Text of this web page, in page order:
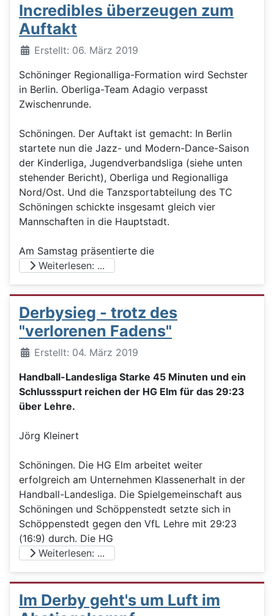
Incredibles überzeugen zum
Auftakt
DetailsErstellt: 06. März 2019
Schöninger Regionalliga-Formation wird Sechster
in Berlin. Oberliga-Team Adagio verpasst
Zwischenrunde.
Schöningen. Der Auftakt ist gemacht: In Berlin
startete nun die Jazz- und Modern-Dance-Saison
der Kinderliga, Jugendverbandsliga (siehe unten
stehender Bericht), Oberliga und Regionalliga
Nord/Ost. Und die Tanzsportabteilung des TC
Schöningen schickte insgesamt gleich vier
Mannschaften in die Hauptstadt.
Am Samstag präsentierte die
Weiterlesen: ...
Derbysieg - trotz des
"verlorenen Fadens"
DetailsErstellt: 04. März 2019
Handball-Landesliga Starke 45 Minuten und ein
Schlussspurt reichen der HG Elm für das 29:23
über Lehre.
Jörg Kleinert
Schöningen. Die HG Elm arbeitet weiter
erfolgreich am Unternehmen Klassenerhalt in der
Handball-Landesliga. Die Spielgemeinschaft aus
Schöningen und Schöppenstedt setzte sich in
Schöppenstedt gegen den VfL Lehre mit 29:23
(16:9) durch. Die HG
Weiterlesen: ...
Im Derby geht's um Luft im